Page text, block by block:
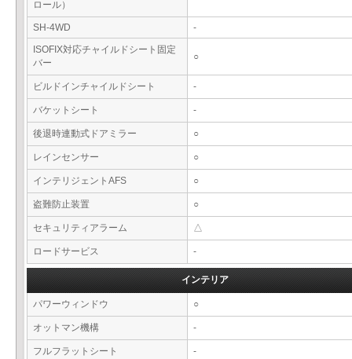
ロール）
SH-4WD
-
ISOFIX対応チャイルドシート固定
バー
○
ビルドインチャイルドシート -
バケットシート -
後退時連動式ドアミラー ○
レインセンサー ○
インテリジェントAFS ○
盗難防止装置 ○
セキュリティアラーム △
ロードサービス -
インテリア
パワーウィンドウ ○
オットマン機構 -
フルフラットシート -